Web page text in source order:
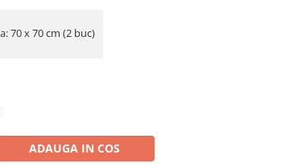
70 x 70 cm (2 buc)
ADAUGA IN COS